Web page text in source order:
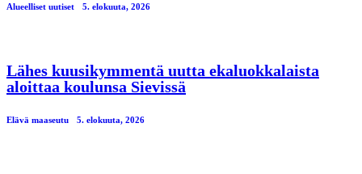
Alueelliset uutiset 5. elokuuta, 2026
Lähes kuusikymmentä uutta ekaluokkalaista
aloittaa koulunsa Sievissä
Elävä maaseutu 5. elokuuta, 2026